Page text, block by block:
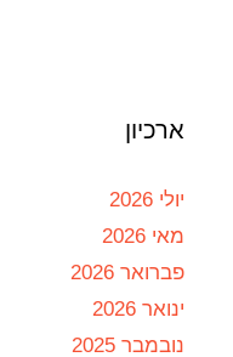
ארכיון
יולי 2026
מאי 2026
פברואר 2026
ינואר 2026
נובמבר 2025